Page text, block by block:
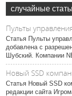
случайные
Пульты
Статья Пульты
добавлена с
Шубский. Компании
Новый SSD
Статья Новый SSD
редакции сайта